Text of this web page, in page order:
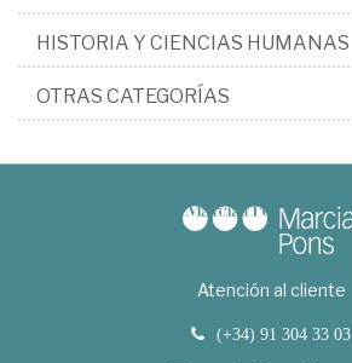
HISTORIA Y CIENCIAS HUMANAS
OTRAS CATEGORÍAS
Atención al cliente
(+34) 91 304 33 03